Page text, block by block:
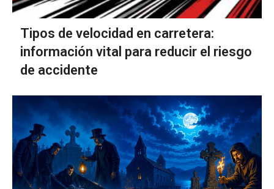
Tipos de velocidad en carretera:
información vital para reducir el riesgo
de accidente